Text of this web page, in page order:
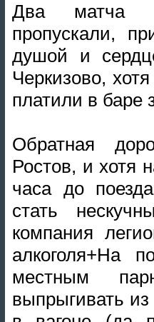
Два матча
пропускали,
душой и
Черкизово,
платили в баре
Обратная
Ростов, и хотя
часа до
стать
компания
алкоголя+На
местным
выпрыгивать